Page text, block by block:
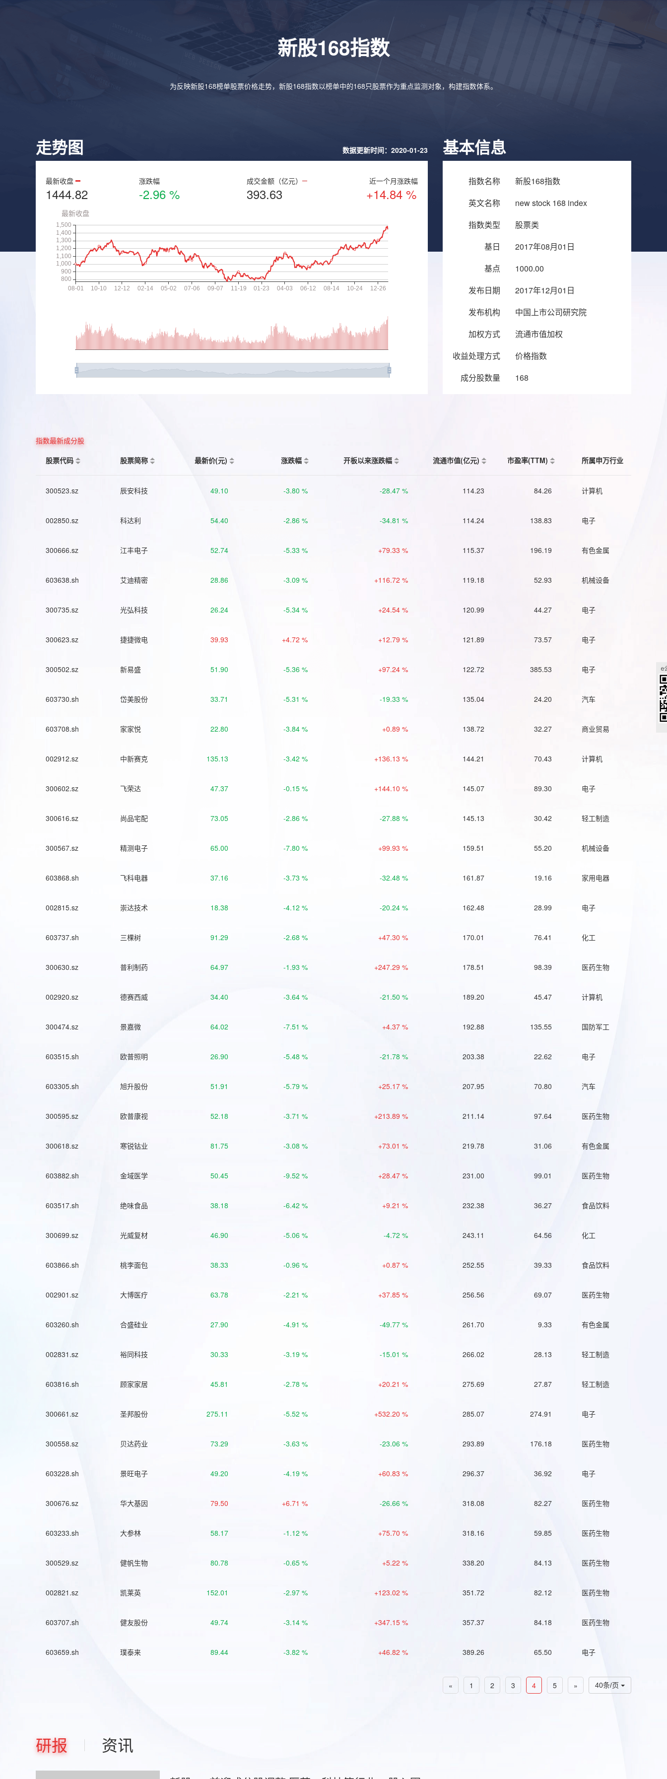
新股168指数
为反映新股168榜单股票价格走势，新股168指数以榜单中的168只股票作为重点监测对象，构建指数体系。
走势图 数据更新时间：2020-01-23
最新收盘
1444.82
涨跌幅
-2.96 %
成交金额（亿元）
393.63
近一个月涨跌幅
+14.84 %
基本信息
指数名称
新股168指数
英文名称
new stock 168 index
指数类型
股票类
基日
2017年08月01日
基点
1000.00
发布日期
2017年12月01日
发布机构
中国上市公司研究院
加权方式
流通市值加权
收益处理方式
价格指数
成分股数量
168
指数最新成分股
股票代码
股票简称 最新价(元) 涨跌幅 开板以来涨跌幅 流通市值(亿元) 市盈率(TTM) 所属申万行业
300523.sz 辰安科技 49.10 -3.80 % -28.47 % 114.23 84.26 计算机
002850.sz 科达利 54.40 -2.86 % -34.81 % 114.24 138.83 电子
300666.sz 江丰电子 52.74 -5.33 % +79.33 % 115.37 196.19 有色金属
603638.sh 艾迪精密 28.86 -3.09 % +116.72 % 119.18 52.93 机械设备
300735.sz 光弘科技 26.24 -5.34 % +24.54 % 120.99 44.27 电子
300623.sz 捷捷微电 39.93 +4.72 % +12.79 % 121.89 73.57 电子
300502.sz 新易盛 51.90 -5.36 % +97.24 % 122.72 385.53 电子
603730.sh 岱美股份 33.71 -5.31 % -19.33 % 135.04 24.20 汽车
603708.sh 家家悦 22.80 -3.84 % +0.89 % 138.72 32.27 商业贸易
002912.sz 中新赛克 135.13 -3.42 % +136.13 % 144.21 70.43 计算机
300602.sz 飞荣达 47.37 -0.15 % +144.10 % 145.07 89.30 电子
300616.sz 尚品宅配 73.05 -2.86 % -27.88 % 145.13 30.42 轻工制造
300567.sz 精测电子 65.00 -7.80 % +99.93 % 159.51 55.20 机械设备
603868.sh 飞科电器 37.16 -3.73 % -32.48 % 161.87 19.16 家用电器
002815.sz 崇达技术 18.38 -4.12 % -20.24 % 162.48 28.99 电子
603737.sh 三棵树 91.29 -2.68 % +47.30 % 170.01 76.41 化工
300630.sz 普利制药 64.97 -1.93 % +247.29 % 178.51 98.39 医药生物
002920.sz 德赛西威 34.40 -3.64 % -21.50 % 189.20 45.47 计算机
300474.sz 景嘉微 64.02 -7.51 % +4.37 % 192.88 135.55 国防军工
603515.sh 欧普照明 26.90 -5.48 % -21.78 % 203.38 22.62 电子
603305.sh 旭升股份 51.91 -5.79 % +25.17 % 207.95 70.80 汽车
300595.sz 欧普康视 52.18 -3.71 % +213.89 % 211.14 97.64 医药生物
300618.sz 寒锐钴业 81.75 -3.08 % +73.01 % 219.78 31.06 有色金属
603882.sh 金域医学 50.45 -9.52 % +28.47 % 231.00 99.01 医药生物
603517.sh 绝味食品 38.18 -6.42 % +9.21 % 232.38 36.27 食品饮料
300699.sz 光威复材 46.90 -5.06 % -4.72 % 243.11 64.56 化工
603866.sh 桃李面包 38.33 -0.96 % +0.87 % 252.55 39.33 食品饮料
002901.sz 大博医疗 63.78 -2.21 % +37.85 % 256.56 69.07 医药生物
603260.sh 合盛硅业 27.90 -4.91 % -49.77 % 261.70 9.33 有色金属
002831.sz 裕同科技 30.33 -3.19 % -15.01 % 266.02 28.13 轻工制造
603816.sh 顾家家居 45.81 -2.78 % +20.21 % 275.69 27.87 轻工制造
300661.sz 圣邦股份 275.11 -5.52 % +532.20 % 285.07 274.91 电子
300558.sz 贝达药业 73.29 -3.63 % -23.06 % 293.89 176.18 医药生物
603228.sh 景旺电子 49.20 -4.19 % +60.83 % 296.37 36.92 电子
300676.sz 华大基因 79.50 +6.71 % -26.66 % 318.08 82.27 医药生物
603233.sh 大参林 58.17 -1.12 % +75.70 % 318.16 59.85 医药生物
300529.sz 健帆生物 80.78 -0.65 % +5.22 % 338.20 84.13 医药生物
002821.sz 凯莱英 152.01 -2.97 % +123.02 % 351.72 82.12 医药生物
603707.sh 健友股份 49.74 -3.14 % +347.15 % 357.37 84.18 医药生物
603659.sh 璞泰来 89.44 -3.82 % +46.82 % 389.26 65.50 电子
40条/页
« 1 2 3 4 5 »
研报 资讯